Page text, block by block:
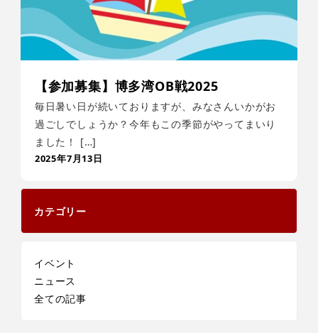
【参加募集】博多湾OB戦2025
毎日暑い日が続いておりますが、みなさんいかがお
過ごしでしょうか？今年もこの季節がやってまいり
ました！ […]
2025年7月13日
カテゴリー
イベント
ニュース
全ての記事